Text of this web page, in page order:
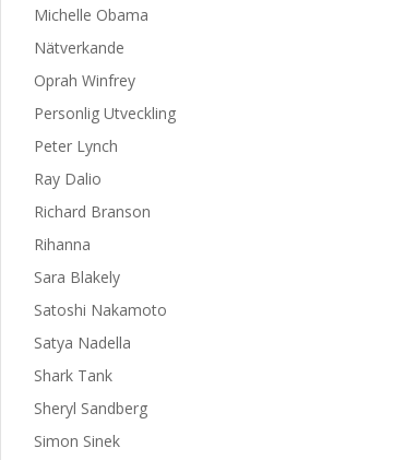
Michelle Obama
Nätverkande
Oprah Winfrey
Personlig Utveckling
Peter Lynch
Ray Dalio
Richard Branson
Rihanna
Sara Blakely
Satoshi Nakamoto
Satya Nadella
Shark Tank
Sheryl Sandberg
Simon Sinek